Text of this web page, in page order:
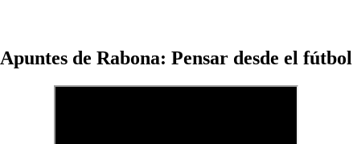
Apuntes de Rabona: Pensar desde el fútbol